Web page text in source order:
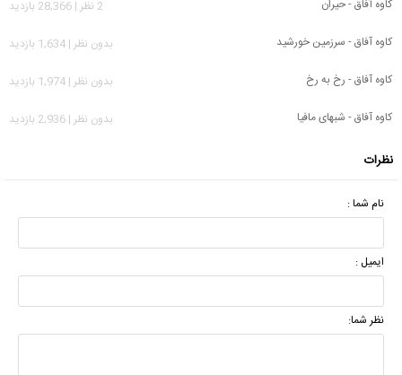
کاوه آفاق - حیران
2 نظر | 28,366 بازدید
کاوه آفاق - سرزمین خورشید
بدون نظر | 1,634 بازدید
کاوه آفاق - رخ به رخ
بدون نظر | 1,974 بازدید
کاوه آفاق - شبهای مافیا
بدون نظر | 2,936 بازدید
نظرات
نام شما :
ایمیل :
نظر شما: